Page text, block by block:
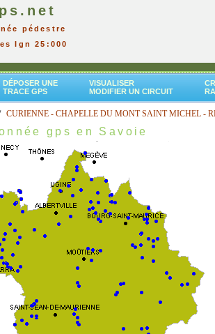
pédestre
Ign 25:000
DÉPOSER UNE
TRACE GPS
VISUALISER
MODIFIER UN CIRCUIT
CURIENNE - CHAPELLE DU MONT SAINT MICHEL -
gps en Savoie